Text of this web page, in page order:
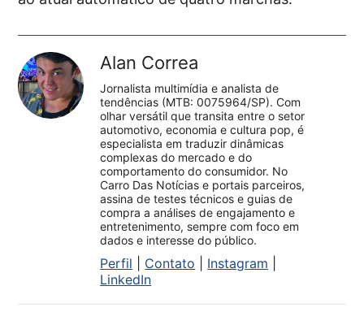
Alan Correa
Jornalista multimídia e analista de
tendências (MTB: 0075964/SP). Com
olhar versátil que transita entre o setor
automotivo, economia e cultura pop, é
especialista em traduzir dinâmicas
complexas do mercado e do
comportamento do consumidor. No
Carro Das Notícias e portais parceiros,
assina de testes técnicos e guias de
compra a análises de engajamento e
entretenimento, sempre com foco em
dados e interesse do público.
Perfil Contato Instagram
LinkedIn